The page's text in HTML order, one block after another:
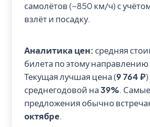
самолётов (~850 км/ч) с
взлёт и посадку.
Аналитика цен: средняя
билета по этому
Текущая лучшая цена (9 764 ₽
среднегодовой на39%.
предложения обычно
октябре.